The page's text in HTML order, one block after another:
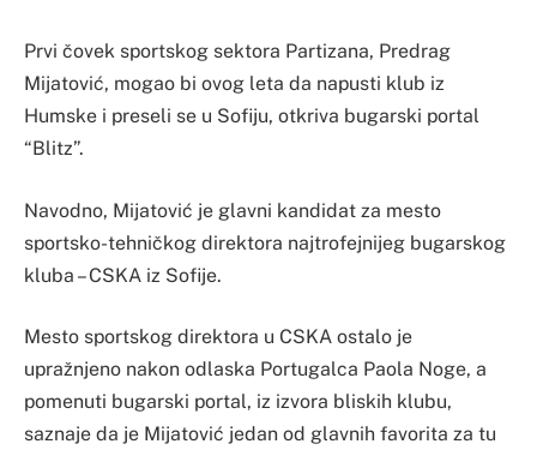
Prvi čovek sportskog sektora Partizana, Predrag
Mijatović, mogao bi ovog leta da napusti klub iz
Humske i preseli se u Sofiju, otkriva bugarski portal
“Blitz”.
Navodno, Mijatović je glavni kandidat za mesto
sportsko-tehničkog direktora najtrofejnijeg bugarskog
kluba – CSKA iz Sofije.
Mesto sportskog direktora u CSKA ostalo je
upražnjeno nakon odlaska Portugalca Paola Noge, a
pomenuti bugarski portal, iz izvora bliskih klubu,
saznaje da je Mijatović jedan od glavnih favorita za tu